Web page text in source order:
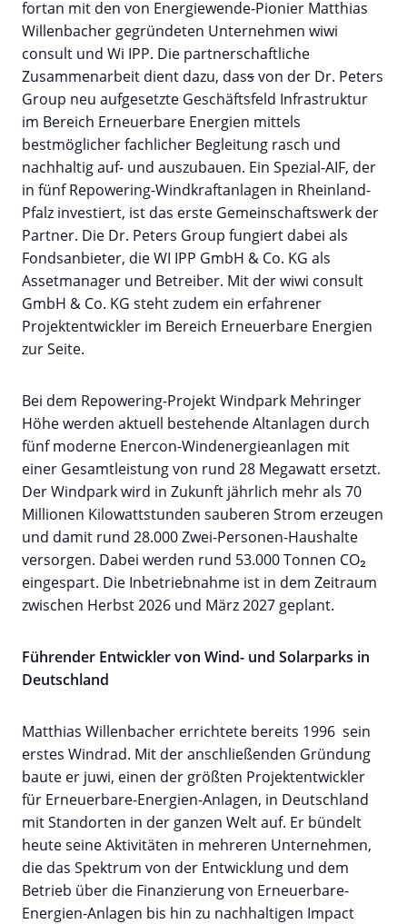
fortan mit den von Energiewende-Pionier Matthias
Willenbacher gegründeten Unternehmen wiwi
consult und Wi IPP. Die partnerschaftliche
Zusammenarbeit dient dazu, dassvon der Dr. Peters
Group neu aufgesetzte Geschäftsfeld Infrastruktur
im Bereich Erneuerbare Energien mittels
bestmöglicher fachlicher Begleitung rasch und
nachhaltig auf- und auszubauen. Ein Spezial-AIF, der
in fünf Repowering-Windkraftanlagen in Rheinland-
Pfalz investiert, ist das erste Gemeinschaftswerk der
Partner. Die Dr. Peters Group fungiert dabei als
Fondsanbieter, die WI IPP GmbH & Co. KG als
Assetmanager und Betreiber. Mit der wiwi consult
GmbH & Co. KG steht zudem ein erfahrener
Projektentwickler im Bereich Erneuerbare Energien
zur Seite.
Bei dem Repowering-Projekt Windpark Mehringer
Höhe werden aktuell bestehende Altanlagen durch
fünf moderne Enercon-Windenergieanlagen mit
einer Gesamtleistung von rund 28 Megawatt ersetzt.
Der Windpark wird in Zukunft jährlich mehr als 70
Millionen Kilowattstunden sauberen Strom erzeugen
und damit rund 28.000 Zwei-Personen-Haushalte
versorgen. Dabei werden rund 53.000 Tonnen CO₂
eingespart. Die Inbetriebnahme ist in dem Zeitraum
zwischen Herbst 2026 und März 2027 geplant.
Führender Entwickler von Wind- und Solarparks in
Deutschland
Matthias Willenbacher errichtete bereits 1996 sein
erstes Windrad. Mit der anschließenden Gründung
baute er juwi, einen der größten Projektentwickler
für Erneuerbare-Energien-Anlagen, in Deutschland
mit Standorten in der ganzen Welt auf. Er bündelt
heute seine Aktivitäten in mehreren Unternehmen,
die das Spektrum von der Entwicklung und dem
Betrieb über die Finanzierung von Erneuerbare-
Energien-Anlagen bis hin zu nachhaltigen Impact